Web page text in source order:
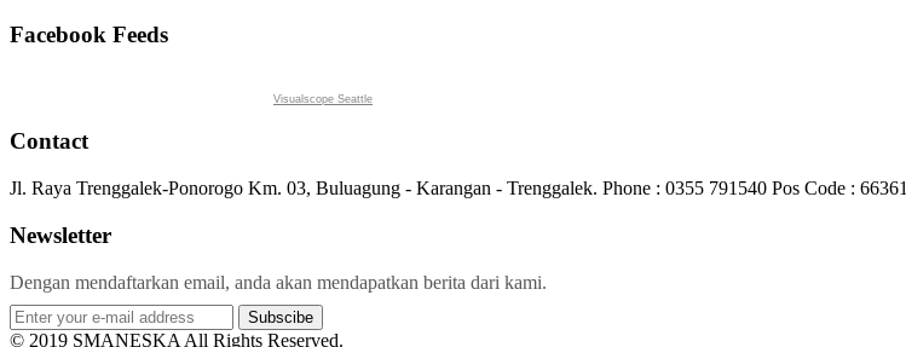
Facebook Feeds
Visualscope Seattle
Contact
Jl. Raya Trenggalek-Ponorogo Km. 03, Buluagung - Karangan - Trenggalek. Phone : 0355 791540 Pos Code : 66361
Newsletter
Dengan mendaftarkan email, anda akan mendapatkan berita dari kami.
Subscibe
© 2019 SMANESKA All Rights Reserved.